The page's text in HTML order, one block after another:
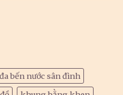
bến nước sân đình